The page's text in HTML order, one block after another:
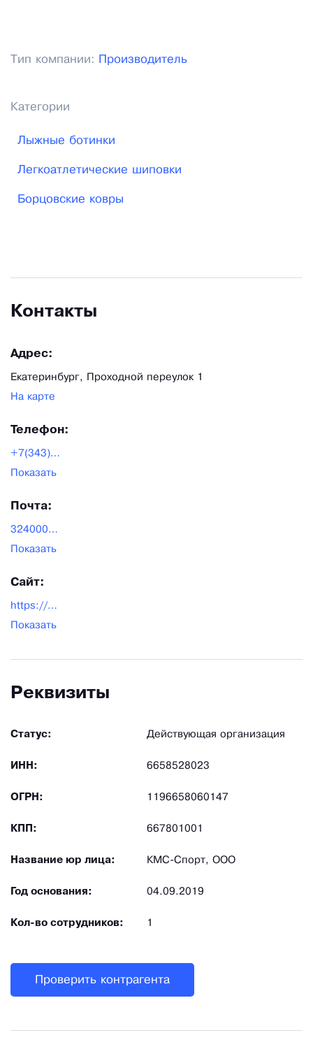
Тип компании: Производитель
Категории
Лыжные ботинки
Легкоатлетические шиповки
Борцовские ковры
Контакты
Адрес:
Екатеринбург, Проходной переулок 1
На карте
Телефон:
+7(343)289-000-3
Показать
Почта:
3240005@mail.ru
Показать
Сайт:
https://uralpro.net/
Показать
Реквизиты
Статус: Действующая организация
ИНН: 6658528023
ОГРН: 1196658060147
КПП: 667801001
Название юр лица: КМС-Спорт, ООО
Год основания: 04.09.2019
Кол-во сотрудников: 1
Проверить контрагента